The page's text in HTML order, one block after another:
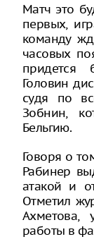
Матч это
первых,
команду
часовых
придется
Головин
судя по
Зобнин,
Бельгию.
Говоря о
Рабинер
атакой и
Отметил
Ахметова,
работы в